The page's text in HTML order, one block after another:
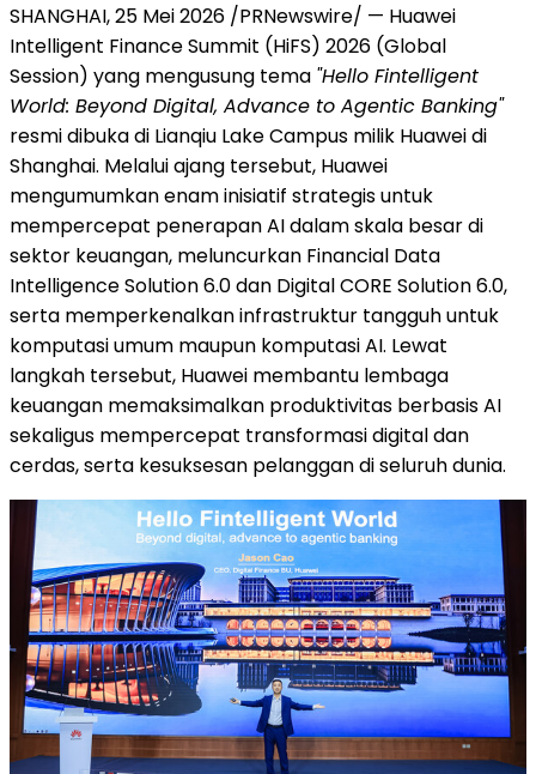
SHANGHAI, 25 Mei 2026 /PRNewswire/ — Huawei
Intelligent Finance Summit (HiFS) 2026 (Global
Session) yang mengusung tema "Hello Fintelligent
World: Beyond Digital, Advance to Agentic Banking"
resmi dibuka di Lianqiu Lake Campus milik Huawei di
Shanghai. Melalui ajang tersebut, Huawei
mengumumkan enam inisiatif strategis untuk
mempercepat penerapan AI dalam skala besar di
sektor keuangan, meluncurkan Financial Data
Intelligence Solution 6.0 dan Digital CORE Solution 6.0,
serta memperkenalkan infrastruktur tangguh untuk
komputasi umum maupun komputasi AI. Lewat
langkah tersebut, Huawei membantu lembaga
keuangan memaksimalkan produktivitas berbasis AI
sekaligus mempercepat transformasi digital dan
cerdas, serta kesuksesan pelanggan di seluruh dunia.